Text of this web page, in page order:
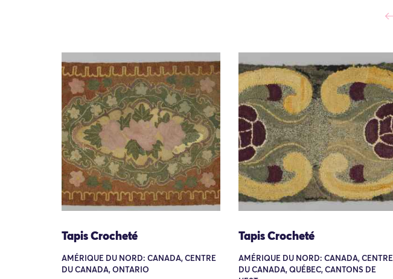
Tapis Crocheté
AMÉRIQUE DU NORD: CANADA, CENTRE
DU CANADA, ONTARIO
Tapis Crocheté
AMÉRIQUE DU NORD: CANADA, CENTRE
DU CANADA, QUÉBEC, CANTONS DE